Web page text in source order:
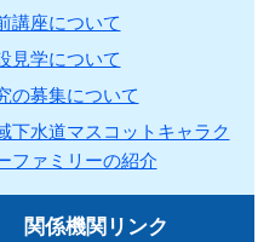
講座について
見学について
の募集について
下水道マスコットキャラク
ファミリーの紹介
関係機関リンク